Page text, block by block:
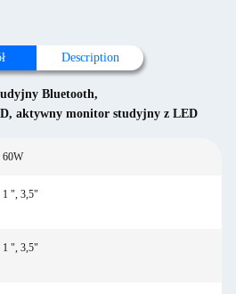
Description
Bluetooth,
, aktywny monitor studyjny z LED
60W
1 ", 3,5"
1 ", 3,5"